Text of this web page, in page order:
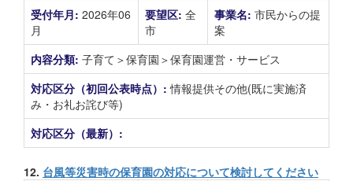
受付年月: 2026年06
月
要望区: 全
市
事業名: 市民からの提
案
内容分類: 子育て＞保育園＞保育園運営・サービス
対応区分（初回公表時点）:情報提供その他(既に実施済
み・お礼お詫び等)
対応区分（最新）:
12. 台風等災害時の保育園の対応について検討してください